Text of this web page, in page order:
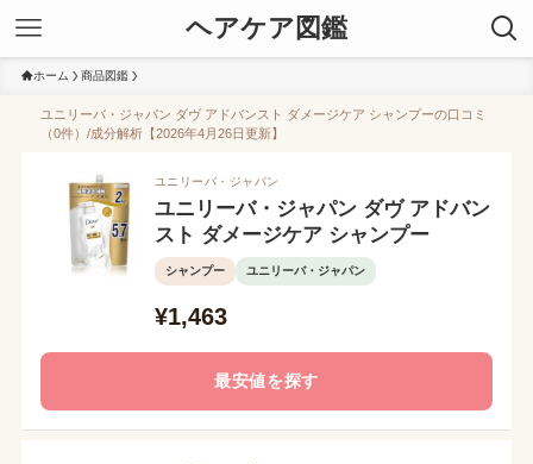
ヘアケア図鑑
ホーム 商品図鑑
ユニリーバ・ジャパン ダヴ アドバンスト ダメージケア シャンプーの口コミ
（0件）/成分解析【2026年4月26日更新】
ユニリーバ・ジャパン
ユニリーバ・ジャパン ダヴ アドバン
スト ダメージケア シャンプー
シャンプー ユニリーバ・ジャパン
¥1,463
最安値を探す